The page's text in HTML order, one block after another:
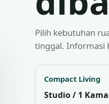
Pilih kebutuhan
tinggal. Informasi
Compact Living
Studio / 1